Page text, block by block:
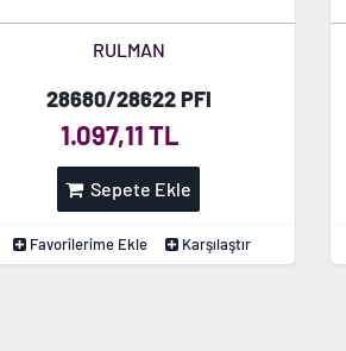
RULMAN
28680/28622 PFI
1.097,11 TL
Sepete Ekle
Favorilerime Ekle Karşılaştır